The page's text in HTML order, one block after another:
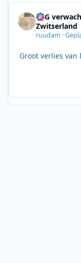
SRG
Zwitserland
ruudam ·
Groot verlies van